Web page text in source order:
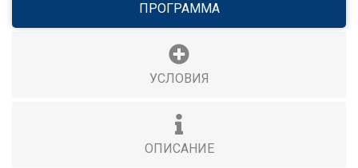
ПРОГРАММА
УСЛОВИЯ
ОПИСАНИЕ